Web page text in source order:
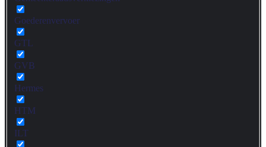
Goederenvervoer
GTL
GVB
Hermes
HTM
ILT